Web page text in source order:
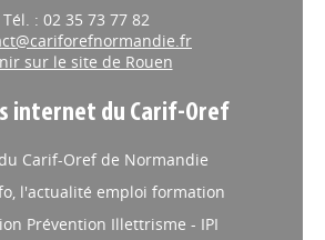
Tél. : 02 35 73 77 82
sur le site de Rouen
internet du Carif-Oref
Carif-Oref de Normandie
l'actualité emploi formation
Prévention Illettrisme - IPI